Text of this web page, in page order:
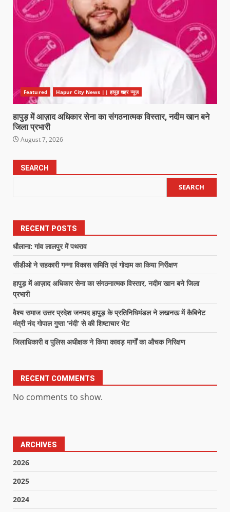
Featured Hapur City News || हापुड़ शहर न्यूज़
हापुड़ में आज़ाद अधिकार सेना का संगठनात्मक विस्तार, नदीम खान बने
जिला प्रभारी
August 7, 2026
SEARCH
SEARCH
RECENT POSTS
धौलाना: गांव लालपुर में पथराव
सीडीओ ने सहकारी गन्ना विकास समिति एवं गोदाम का किया निरीक्षण
हापुड़ में आज़ाद अधिकार सेना का संगठनात्मक विस्तार, नदीम खान बने जिला
प्रभारी
वैश्य समाज उत्तर प्रदेश जनपद हापुड़ के प्रतिनिधिमंडल ने लखनऊ में कैबिनेट
मंत्री नंद गोपाल गुप्ता ‘नंदी’ से की शिष्टाचार भेंट
जिलाधिकारी व पुलिस अधीक्षक ने किया कावड़ मार्गों का औचक निरिक्षण
RECENT COMMENTS
No comments to show.
ARCHIVES
2026
2025
2024